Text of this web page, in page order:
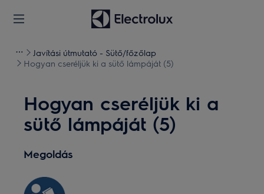
Javítási útmutató - Sütő/főzőlap
Hogyan cseréljük ki a sütő lámpáját (5)
Hogyan cseréljük ki a
sütő lámpáját (5)
Megoldás